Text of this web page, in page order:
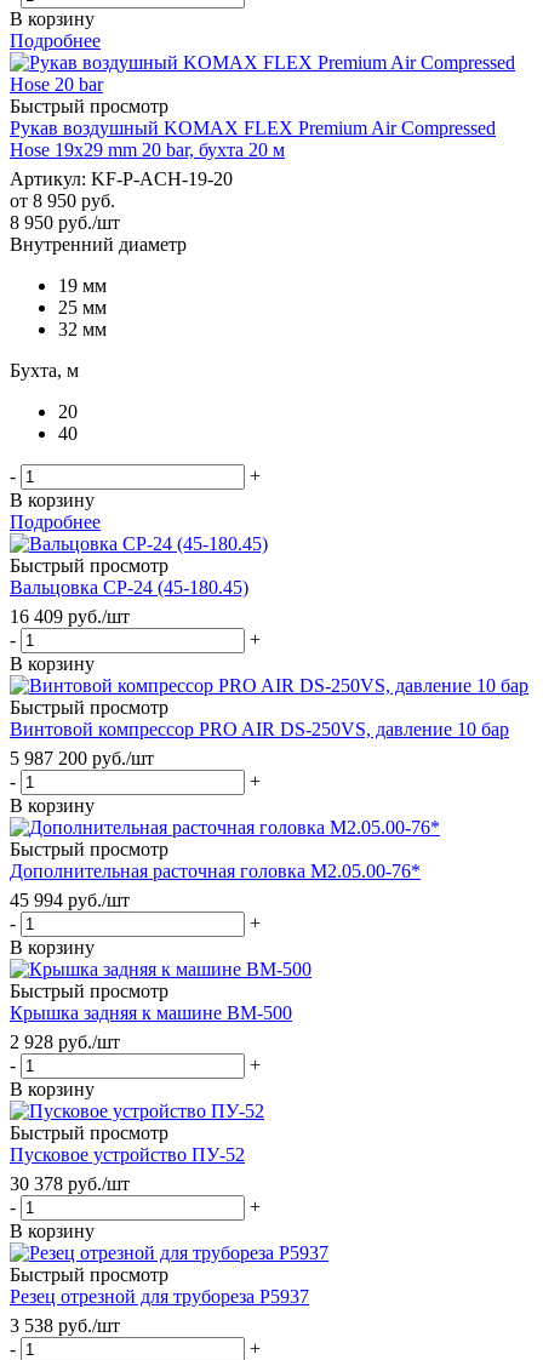
В корзину
Подробнее
Быстрый просмотр
Рукав воздушный KOMAX FLEX Premium Air Compressed
Hose 19x29 mm 20 bar, бухта 20 м
Артикул: KF-P-ACH-19-20
от 8 950 руб.
8 950 руб./шт
Внутренний диаметр
19 мм
25 мм
32 мм
Бухта, м
20
40
-
+
В корзину
Подробнее
Быстрый просмотр
Вальцовка СР-24 (45-180.45)
16 409 руб./шт
-
+
В корзину
Быстрый просмотр
Винтовой компрессор PRO AIR DS-250VS, давление 10 бар
5 987 200 руб./шт
-
+
В корзину
Быстрый просмотр
Дополнительная расточная головка М2.05.00-76*
45 994 руб./шт
-
+
В корзину
Быстрый просмотр
Крышка задняя к машине ВМ-500
2 928 руб./шт
-
+
В корзину
Быстрый просмотр
Пусковое устройство ПУ-52
30 378 руб./шт
-
+
В корзину
Быстрый просмотр
Резец отрезной для трубореза Р5937
3 538 руб./шт
-
+